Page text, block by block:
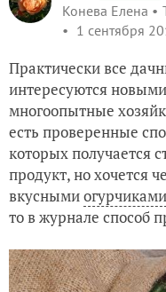
Конева Елена
1 сентября
Практически все
интересуются новыми
многоопытные
есть проверенные
которых получается
продукт, но хочется
вкуснымиогурчиками
то в журнале способ